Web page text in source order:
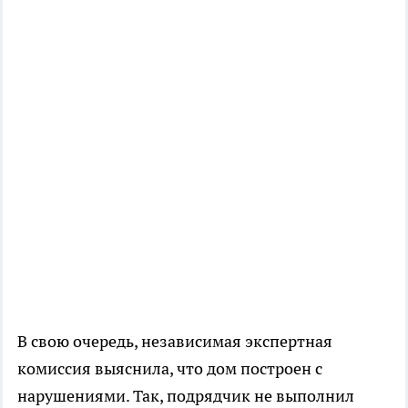
В свою очередь, независимая экспертная
комиссия выяснила, что дом построен с
нарушениями. Так, подрядчик не выполнил